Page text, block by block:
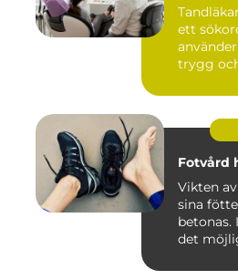
ett
trygg
Fotvård
Vikten
sina
betonas.
det